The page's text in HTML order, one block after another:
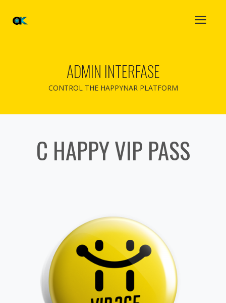
ADMIN INTERFASE
CONTROL THE HAPPYNAR PLATFORM
C HAPPY VIP PASS